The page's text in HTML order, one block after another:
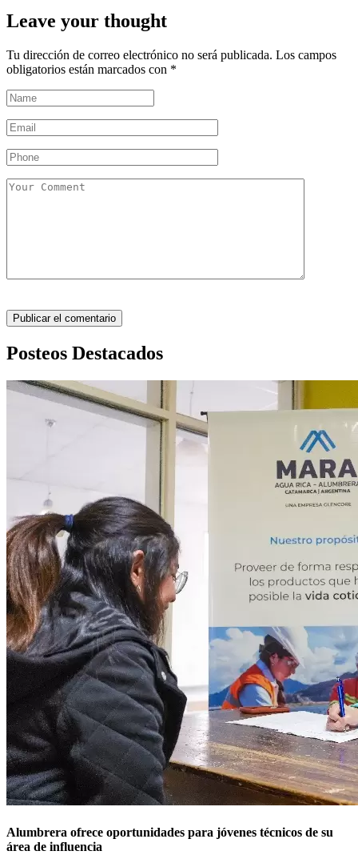
Leave your thought
Tu dirección de correo electrónico no será publicada. Los campos
obligatorios están marcados con *
Posteos Destacados
Alumbrera ofrece oportunidades para jóvenes técnicos de su
área de influencia